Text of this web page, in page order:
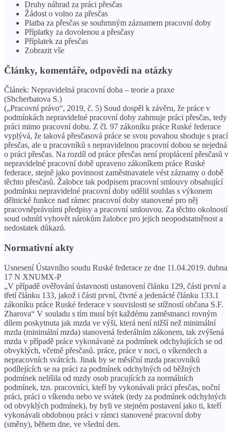
Druhy náhrad za práci přesčas
Žádost o volno za přesčas
Platba za přesčas se souhrnným záznamem pracovní doby
Příplatky za dovolenou a přesčasy
Příplatek za přesčas
Zobrazit vše
Články, komentáře, odpovědi na otázky
Článek: Nepravidelná pracovní doba – teorie a praxe
(Shcherbatova S.)
(„Pracovní právo“, 2019, č. 5) Soud dospěl k závěru, že práce v
podmínkách nepravidelné pracovní doby zahrnuje práci přesčas, tedy
práci mimo pracovní dobu. Z čl. 97 zákoníku práce Ruské federace
vyplývá, že taková přesčasová práce se svou povahou shoduje s prací
přesčas, ale u pracovníků s nepravidelnou pracovní dobou se nejedná
o práci přesčas. Na rozdíl od práce přesčas není proplácení přesčasů v
nepravidelné pracovní době upraveno zákoníkem práce Ruské
federace, stejně jako povinnost zaměstnavatele vést záznamy o době
těchto přesčasů. Žalobce tak podpisem pracovní smlouvy obsahující
podmínku nepravidelné pracovní doby udělil souhlas s výkonem
dělnické funkce nad rámec pracovní doby stanovené pro něj
pracovněprávními předpisy a pracovní smlouvou. Za těchto okolností
soud odmítl vyhovět nárokům žalobce pro jejich neopodstatněnost a
nedostatek důkazů.
Normativní akty
Usnesení Ústavního soudu Ruské federace ze dne 11.04.2019. dubna
17 N XNUMX-P
„V případě ověřování ústavnosti ustanovení článku 129, části první a
třetí článku 133, jakož i části první, čtvrté a jedenácté článku 133.1
zákoníku práce Ruské federace v souvislosti se stížností občana S.F.
Zharova“ V souladu s tím musí být každému zaměstnanci rovným
dílem poskytnuta jak mzda ve výši, která není nižší než minimální
mzda (minimální mzda) stanovená federálním zákonem, tak zvýšená
mzda v případě práce vykonávané za podmínek odchylujících se od
obvyklých, včetně přesčasů. práce, práce v noci, o víkendech a
nepracovních svátcích. Jinak by se měsíční mzda pracovníků
podílejících se na práci za podmínek odchylných od běžných
podmínek nelišila od mzdy osob pracujících za normálních
podmínek, tzn. pracovníci, kteří by vykonávali práci přesčas, noční
práci, práci o víkendu nebo ve svátek (tedy za podmínek odchylných
od obvyklých podmínek), by byli ve stejném postavení jako ti, kteří
vykonávali obdobnou práci v rámci stanovené pracovní doby
(směny), během dne, ve všední den.